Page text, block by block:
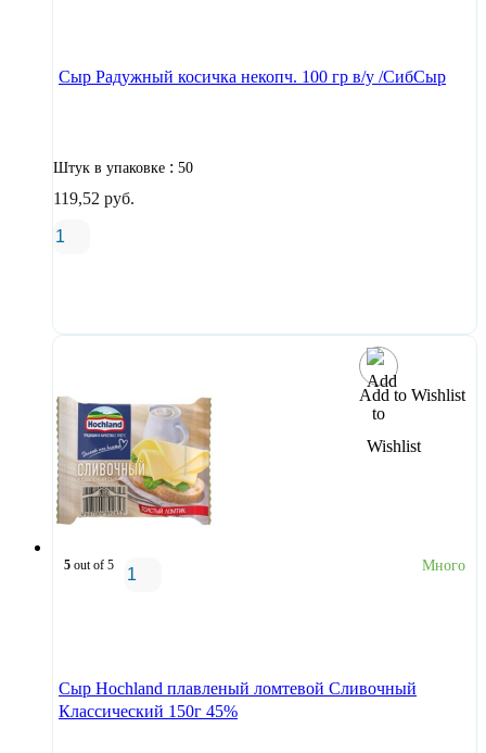
Сыр Радужный косичка некопч. 100 гр в/у /СибСыр
Штук в упаковке : 50
119,52 руб.
Add to Wishlist
5 out of 5 Много
Сыр Hochland плавленый ломтевой Сливочный
Классический 150г 45%